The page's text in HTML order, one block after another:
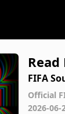
Read
FIFA
Official
Album
2026-06-